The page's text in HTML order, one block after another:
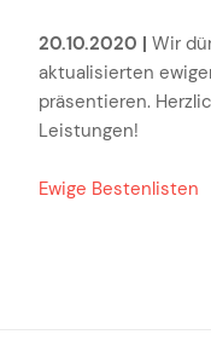
20.10.2020 | Wir
aktualisierten
präsentieren.
Leistungen!
Ewige Bestenlisten